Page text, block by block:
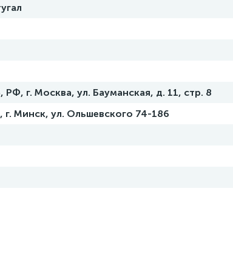
г. Москва, ул. Бауманская, д. 11, стр. 8
Минск, ул. Ольшевского 74-186